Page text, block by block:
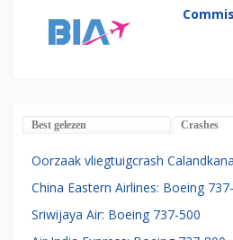
Best gelezen Crashes
Oorzaak vliegtuigcrash
China Eastern Airlines: Boeing
Sriwijaya Air: Boeing 737-500